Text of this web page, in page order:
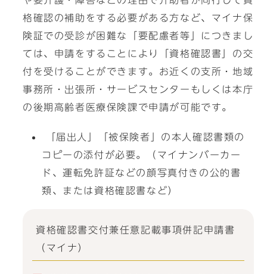
格確認の補助をする必要がある方など、マイナ保
険証での受診が困難な「要配慮者等」につきまし
ては、申請をすることにより「資格確認書」の交
付を受けることができます。お近くの支所・地域
事務所・出張所・サービスセンターもしくは本庁
の後期高齢者医療保険課で申請が可能です。
「届出人」「被保険者」の本人確認書類の
コピーの添付が必要。（マイナンバーカー
ド、運転免許証などの顔写真付きの公的書
類、または資格確認書など）
資格確認書交付兼任意記載事項併記申請書
（マイナ）